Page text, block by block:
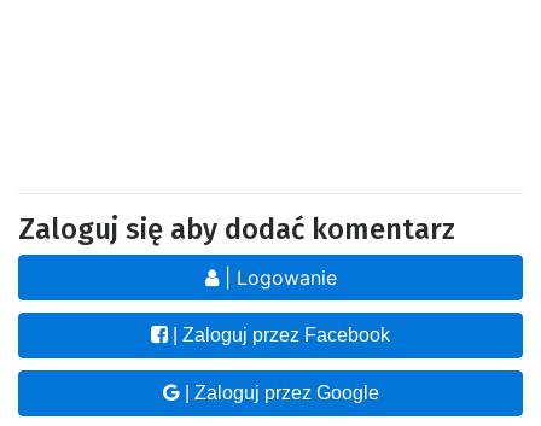
Zaloguj się aby dodać komentarz
| Logowanie
| Zaloguj przez Facebook
| Zaloguj przez Google